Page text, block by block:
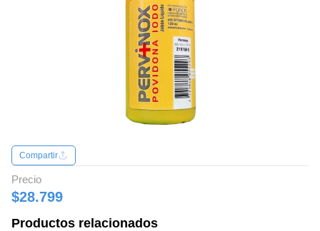
Compartir
Precio
$28.799
Productos relacionados